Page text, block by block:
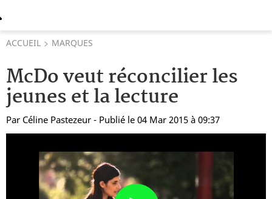
ACCUEIL MARQUES
McDo veut réconcilier les
jeunes et la lecture
Par Céline Pastezeur - Publié le 04 Mar 2015 à 09:37